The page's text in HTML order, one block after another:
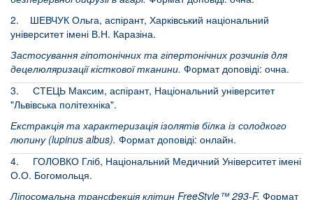
2. ШЕВЧУК Ольга, аспірант, Харківський національний
університет імені В.Н. Каразіна.
Застосування гіпотонічних та гіпертонічних розчинів для
децелюляризації кісткової тканини. Формат доповіді: очна.
3. СТЕЦЬ Максим, аспірант, Національний університет
"Львівська політехніка".
Екстракція та характеризація ізолятів білка із солодкого
люпину (lupinus albus). Формат доповіді: онлайн.
4. ГОЛОВКО Гліб, Національний Медичний Університет імені
О.О. Богомольця.
Ліпосомальна трансфекція клітин FreeStyle™ 293-F. Формат